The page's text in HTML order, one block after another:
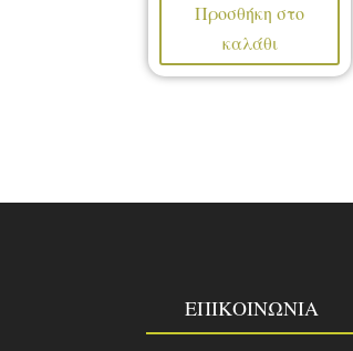
Προσθήκη στο
καλάθι
ΕΠΙΚΟΙΝΩΝΙΑ